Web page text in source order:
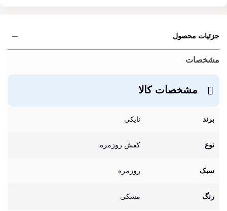
جزئیات محصول
مشخصات
مشخصات کالا
برند نایکی
نوع کفش روزمره
سبک روزمره
رنگ مشکی